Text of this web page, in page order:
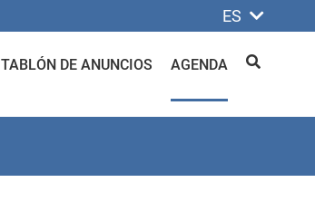
ES
TABLÓN DE ANUNCIOS AGENDA BUSCAR